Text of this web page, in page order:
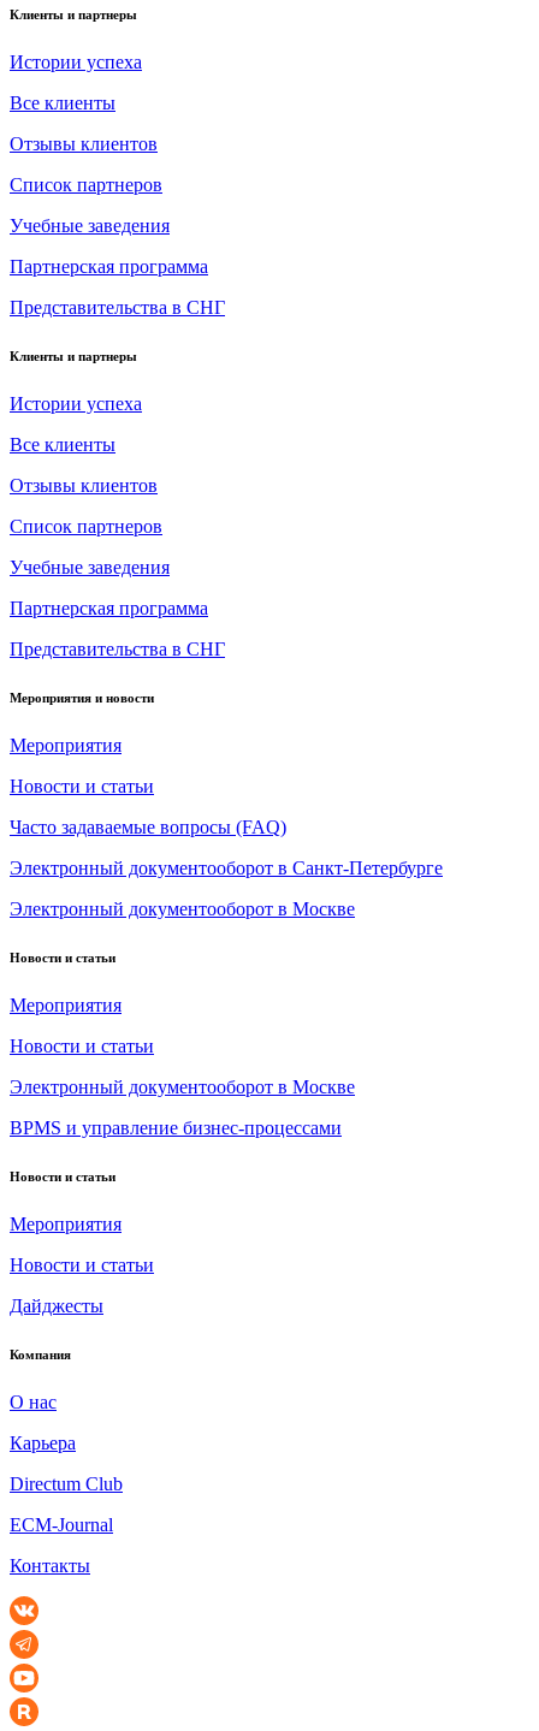
Клиенты и партнеры
Истории успеха
Все клиенты
Отзывы клиентов
Список партнеров
Учебные заведения
Партнерская программа
Представительства в СНГ
Клиенты и партнеры
Истории успеха
Все клиенты
Отзывы клиентов
Список партнеров
Учебные заведения
Партнерская программа
Представительства в СНГ
Мероприятия и новости
Мероприятия
Новости и статьи
Часто задаваемые вопросы (FAQ)
Электронный документооборот в Санкт-Петербурге
Электронный документооборот в Москве
Новости и статьи
Мероприятия
Новости и статьи
Электронный документооборот в Москве
BPMS и управление бизнес-процессами
Новости и статьи
Мероприятия
Новости и статьи
Дайджесты
Компания
О нас
Карьера
Directum Club
ECM-Journal
Контакты